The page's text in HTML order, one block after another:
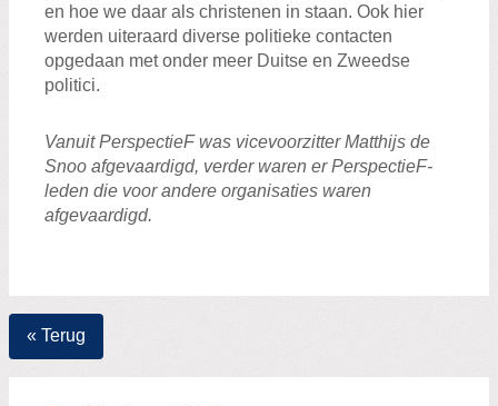
en hoe we daar als christenen in staan. Ook hier
werden uiteraard diverse politieke contacten
opgedaan met onder meer Duitse en Zweedse
politici.
Vanuit PerspectieF was vicevoorzitter Matthijs de
Snoo afgevaardigd, verder waren er PerspectieF-
leden die voor andere organisaties waren
afgevaardigd.
« Terug